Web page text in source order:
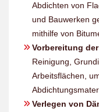
Abdichten von
und Bauwerken
mithilfe von
Vorbereitung
Reinigung,
Arbeitsflächen,
Verlegen von